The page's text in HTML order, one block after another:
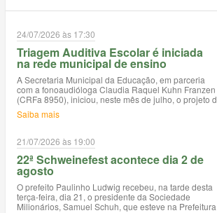
24/07/2026 às 17:30
Triagem Auditiva Escolar é iniciada
na rede municipal de ensino
A Secretaria Municipal da Educação, em parceria
com a fonoaudióloga Claudia Raquel Kuhn Franzen
(CRFa 8950), iniciou, neste mês de julho, o projeto
Saiba mais
21/07/2026 às 19:00
22ª Schweinefest acontece dia 2 de
agosto
O prefeito Paulinho Ludwig recebeu, na tarde desta
terça-feira, dia 21, o presidente da Sociedade
Milionários, Samuel Schuh, que esteve na